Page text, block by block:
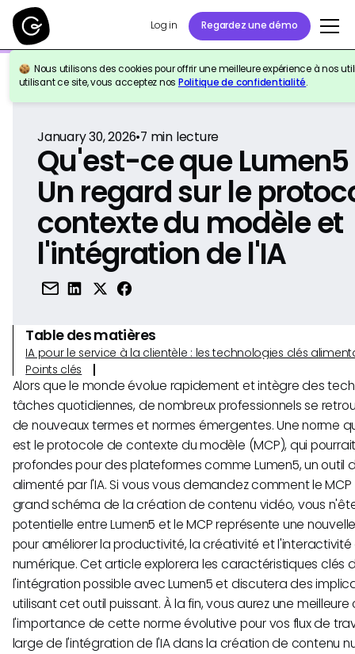
Log in Regardez une démo
Nous utilisons des cookies pour offrir une meilleure expérience à nos
utilisant ce site, vous acceptez nos Politique de confidentialité.
Retour à la référence
January 30, 2026•7 min lecture
Qu'est-ce que Lumen5
Un regard sur le
contexte du modèle et
l'intégration de l'IA
Table des matières
IA pour le service à la clientèle : les technologies clés
Points clés
Alors que le monde évolue rapidement et intègre des
tâches quotidiennes, de nombreux professionnels se
de nouveaux termes et normes émergentes. Une norme
est le protocole de contexte du modèle (MCP), qui
profondes pour des plateformes comme Lumen5, un outil
alimenté par l'IA. Si vous vous demandez comment le
grand schéma de la création de contenu vidéo, vous
potentielle entre Lumen5 et le MCP représente une
pour améliorer la productivité, la créativité et
numérique. Cet article explorera les caractéristiques clés
l'intégration possible avec Lumen5 et discutera des
utilisant cet outil puissant. À la fin, vous aurez une
l'importance de cette norme évolutive pour vos flux de
large de l'intégration de l'IA dans la création de contenu